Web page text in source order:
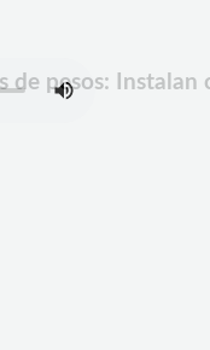
de pesos: